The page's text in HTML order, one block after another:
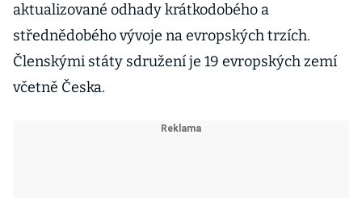
aktualizované odhady krátkodobého a
střednědobého vývoje na evropských trzích.
Členskými státy sdružení je 19 evropských zemí
včetně Česka.